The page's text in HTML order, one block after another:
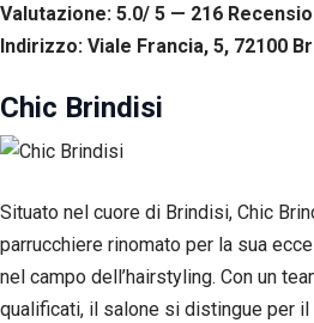
Valutazione: 5.0/ 5 — 216 R
Indirizzo: Viale Francia, 5, 72100
Chic Brindisi
Situato nel cuore di Brindisi, Chic
parrucchiere rinomato per la sua
nel campo dell’hairstyling. Con un
qualificati, il salone si distingue per
Marketing
tuoi interessi e il
comportamento
aumenti le
possibilità di
vedere contenuti
e offerte
personalizzati.